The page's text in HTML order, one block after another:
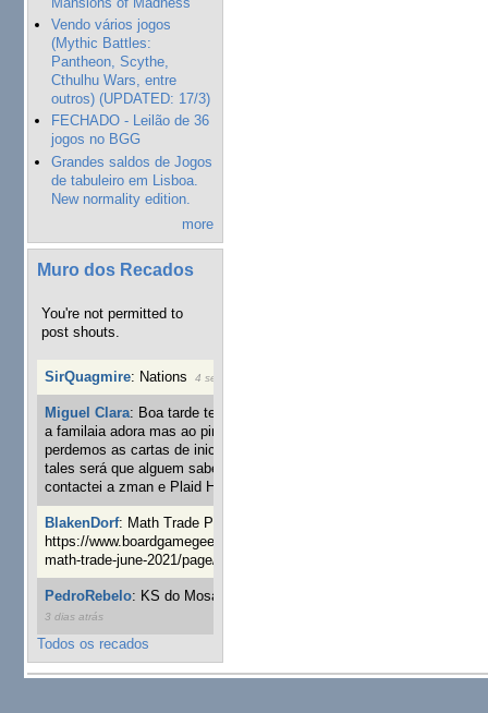
Vendo vários jogos
(Mythic Battles:
Pantheon, Scythe,
Cthulhu Wars, entre
outros) (UPDATED: 17/3)
FECHADO - Leilão de 36
jogos no BGG
Grandes saldos de Jogos
de tabuleiro em Lisboa.
New normality edition.
more
Muro dos Recados
You're not permitted to
post shouts.
SirQuagmire: Nations 4 semanas 6 dias atrás
Miguel Clara: Boa tarde tenho jogo Mice and mistics que
a familaia adora mas ao pintarmos as miniaturas
perdemos as cartas de iniciaticva da expanção downood
tales será que alguem sabe onde adquirir as cartas já
contactei a zman e Plaid Hat e nada
BlakenDorf: Math Trade Portuguesa a decorrer. Aqui:
https://www.boardgamegeek.com/geeklist/286035/portugal-
math-trade-june-2021/page/1
PedroRebelo: KS do Mosaic em 10 minutos :)
3 dias atrás
Todos os recados